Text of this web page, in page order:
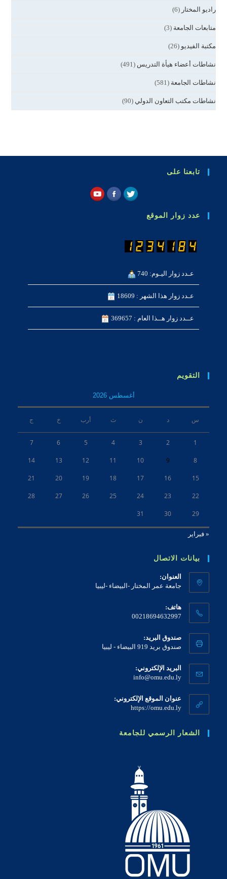
راديو المختار (6)
متابعات الجامعة (3)
مكتبة الفيديو (26)
نشاطات أعضاء هيأة التدريس (491)
نشاطات الجامعة (581)
نشاطات مكتب التعاون الدولي (90)
تابعنا على
عدد زوار الموقع
عـدد زوار اليـوم: 740
عـدد زوار هذا الشهر : 18609
عــدد زوار هــذا العام : 369657
التقويم
أغسطس 2026
س د ن ث أرب خ ج
1
2
3
4
5
6
7
8
9
10
11
12
13
14
15
16
17
18
19
20
21
22
23
24
25
26
27
28
29
30
31
« فبراير
بيانات الاتصال
العنوان:
جامعة عمر المختار -البيضاء -ليبيا
هاتف:
00218694632997
صندوق البريد:
صندوق بريد 919 البيضاء - ليبيا
البريد الإلكتروني:
info@omu.edu.ly
عنوان الموقع الإلكتروني:
https://omu.edu.ly
الشعار الرسمي للجامعة